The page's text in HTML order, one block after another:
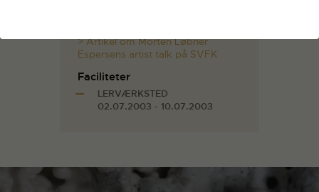
> Artikel om Morten Løbner
Espersens artist talk på SVFK
Faciliteter
LERVÆRKSTED
02.07.2003 - 10.07.2003